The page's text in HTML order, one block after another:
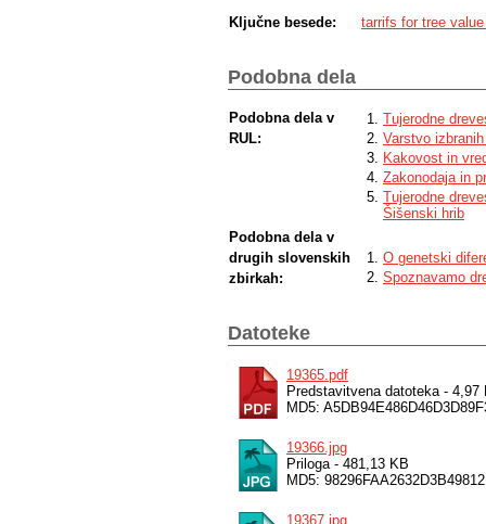
is explained by the differences in value
values among the quality classes of
dbh and an increase of the volume
Ključne besede: tarrifs for tree
Podobna dela
Podobna dela v
RUL:
Tujerodne
Varstvo
Kakovost in
Zakonodaja in
Tujerodne
Šišenski hrib
Podobna dela v
drugih slovenskih
zbirkah:
O genetski
Spoznavamo
Datoteke
19365.pdf
Predstavitvena datoteka - 4,97
MD5:
19366.jpg
Priloga - 481,13 KB
MD5:
19367.jpg